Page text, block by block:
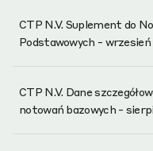
CTP N.V. Suplement do
Podstawowych - wrzesień
CTP N.V. Dane
notowań bazowych -